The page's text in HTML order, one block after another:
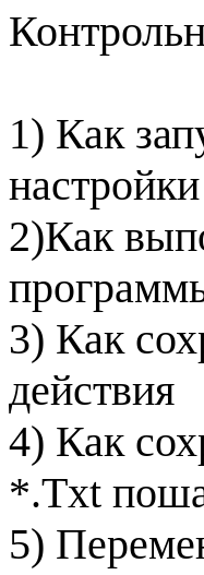
1) Как
настройки
2)Как
3) Как
действия
4) Как
*.Txt
5)